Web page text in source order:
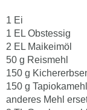
1 Ei
1 EL Obstessig
2 EL Maikeimöl
50 g Reismehl
150 g
150 g
anderes Mehl